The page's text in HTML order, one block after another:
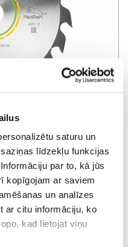
saturu un
līdzekļu funkcijas
par to, kā jūs
kopīgojam ar saviem
un analīzes
ar citu informāciju, ko
kad lietojat viņu
PW18